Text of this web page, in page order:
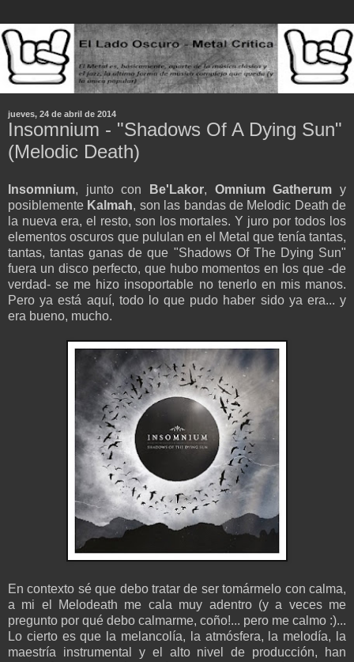
jueves, 24 de abril de 2014
Insomnium - "Shadows Of A Dying Sun"
(Melodic Death)
Insomnium, junto con Be'Lakor, Omnium Gatherum y
posiblemente Kalmah, son las bandas de Melodic Death de
la nueva era, el resto, son los mortales. Y juro por todos los
elementos oscuros que pululan en el Metal que tenía tantas,
tantas, tantas ganas de que "Shadows Of The Dying Sun"
fuera un disco perfecto, que hubo momentos en los que -de
verdad- se me hizo insoportable no tenerlo en mis manos.
Pero ya está aquí, todo lo que pudo haber sido ya era... y
era bueno, mucho.
En contexto sé que debo tratar de ser tomármelo con calma,
a mi el Melodeath me cala muy adentro (y a veces me
pregunto por qué debo calmarme, coño!... pero me calmo :)...
Lo cierto es que la melancolía, la atmósfera, la melodía, la
maestría instrumental y el alto nivel de producción, han